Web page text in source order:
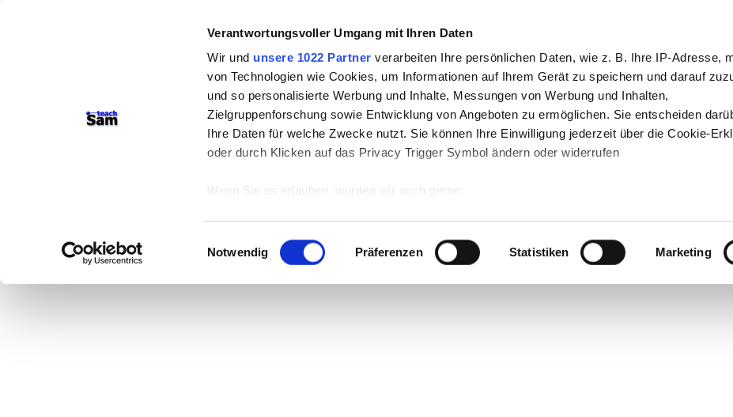
Verantwortungsvoller Umgang mit Ihren Daten
Wir und unsere 1022 Partner verarbeiten Ihre persönlichen Daten, wie z. B. Ihre IP-Adresse,
von Technologien wie Cookies, um Informationen auf Ihrem Gerät zu speichern und darauf
und so personalisierte Werbung und Inhalte, Messungen von Werbung und Inhalten,
Zielgruppenforschung sowie Entwicklung von Angeboten zu ermöglichen. Sie entscheiden
Ihre Daten für welche Zwecke nutzt. Sie können Ihre Einwilligung jederzeit über die Cookie-
oder durch Klicken auf das Privacy Trigger Symbol ändern oder widerrufen
Wenn Sie es erlauben, würden wir auch gerne:
Ihr Gerät durch aktives Scannen nach bestimmten Merkmalen (Fingerprinting)
Erfahren Sie mehr darüber, wie Ihre persönlichen Daten verarbeitet werden, und legen Sie Ihre
Präferenzen imAbschnitt Einzelheitenfest.
Einwilligungsauswahl
Notwendig Präferenzen Statistiken Marketing